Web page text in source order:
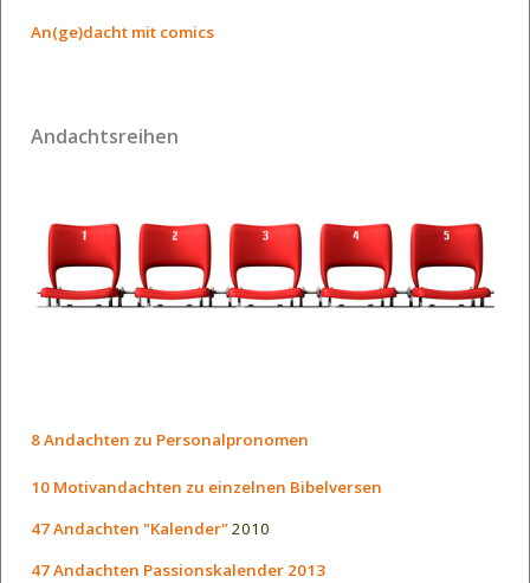
An(ge)dacht mit comics
Andachtsreihen
8 Andachten zu Personalpronomen
10 Motivandachten zu einzelnen Bibelversen
47 Andachten "Kalender" 2010
47 Andachten Passionskalender 2013